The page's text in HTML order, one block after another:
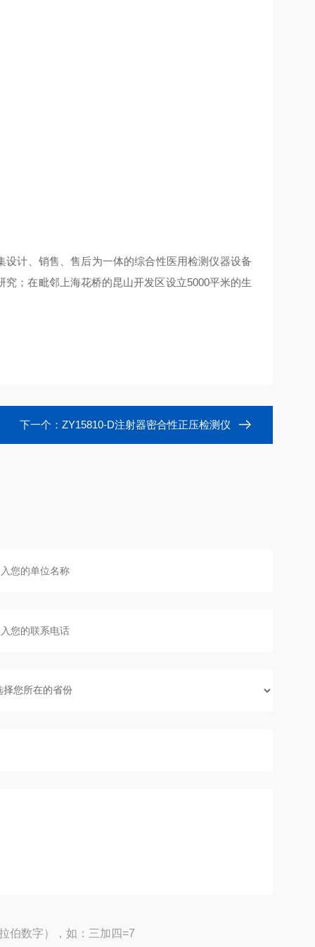
计、销售、售后为一体的综合性医用检测仪器设备
；在毗邻上海花桥的昆山开发区设立5000平米的生
下一个： ZY15810-D注射器密合性正压检测仪
伯数字），如：三加四=7